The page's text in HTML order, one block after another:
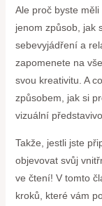
Ale proč byste
jenom způsob, jak
sebevyjádření a
zapomenete na
svou kreativitu. A
způsobem, jak si
vizuální
Takže, jestli jste
objevovat svůj
ve čtení! V tomto
kroků, které vám